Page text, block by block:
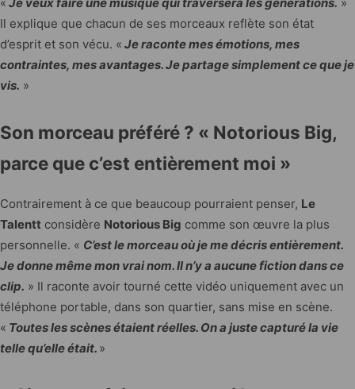
Il explique que chacun de ses morceaux reflète son état
d’esprit et son vécu. « Je raconte mes émotions, mes
contraintes, mes avantages. Je partage simplement ce que je
vis. »
Son morceau préféré ? « Notorious Big,
parce que c’est entièrement moi »
Contrairement à ce que beaucoup pourraient penser, Le
Talentt considère Notorious Big comme son œuvre la plus
personnelle. « C’est le morceau où je me décris entièrement.
Je donne même mon vrai nom. Il n’y a aucune fiction dans ce
clip. » Il raconte avoir tourné cette vidéo uniquement avec un
téléphone portable, dans son quartier, sans mise en scène.
« Toutes les scènes étaient réelles. On a juste capturé la vie
telle qu’elle était. »